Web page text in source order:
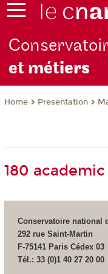
et métiers
Home Presentation
180
Conservatoire national
292 rue Saint-Martin
F-75141 Paris Cédex 03
Tél.: 33 (0)1 40 27 20 00